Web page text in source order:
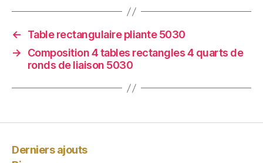
←
Table rectangulaire pliante 5030
→
Composition 4 tables rectangles 4 quarts de
ronds de liaison 5030
Derniers ajouts